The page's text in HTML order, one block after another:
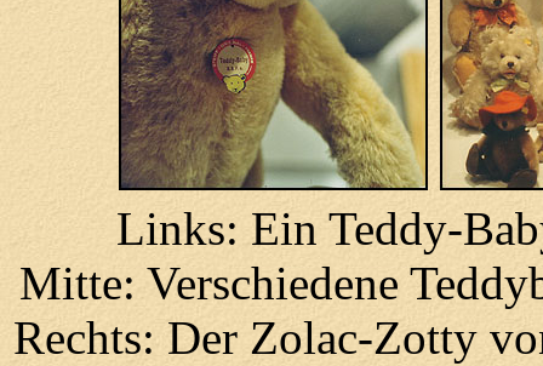
Links: Ein Teddy-
Mitte: Verschiedene
Rechts: Der Zolac-Zotty